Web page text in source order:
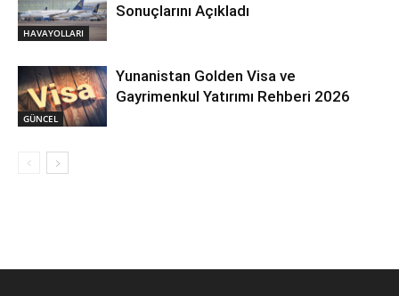
HAVAYOLLARI
Sonuçlarını Açıkladı
GÜNCEL
Yunanistan Golden Visa ve
Gayrimenkul Yatırımı Rehberi 2026